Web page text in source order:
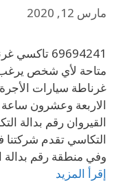
مارس 12, 2020
69694241
متاحة لأي شخص
غرناطة سيارات
الاربعة وعشرون
القيروان رقم بدالة
التكاسي تقدم
وفي منطقة رقم
إقرأ المزيد